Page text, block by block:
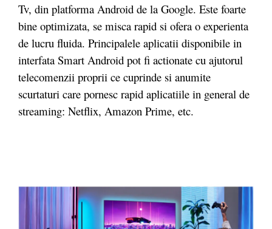
Tv, din platforma Android de la Google. Este foarte
bine optimizata, se misca rapid si ofera o experienta
de lucru fluida. Principalele aplicatii disponibile in
interfata Smart Android pot fi actionate cu ajutorul
telecomenzii proprii ce cuprinde si anumite
scurtaturi care pornesc rapid aplicatiile in general de
streaming: Netflix, Amazon Prime, etc.